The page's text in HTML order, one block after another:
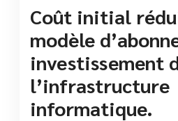
Coût initial
modèle
investissement
l’infrastructure
informatique.